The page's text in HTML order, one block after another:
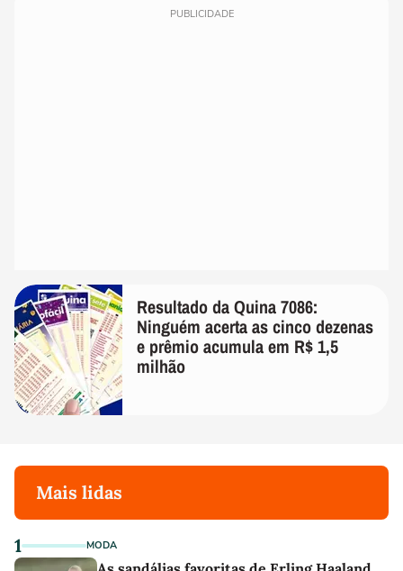
PUBLICIDADE
Resultado da Quina 7086:
Ninguém acerta as cinco dezenas
e prêmio acumula em R$ 1,5
milhão
Mais lidas
1 MODA